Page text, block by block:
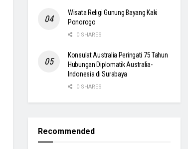
Wisata Religi Gunung Bayang Kaki
Ponorogo
0 SHARES
Konsulat Australia Peringati 75 Tahun
Hubungan Diplomatik Australia-
Indonesia di Surabaya
0 SHARES
Recommended